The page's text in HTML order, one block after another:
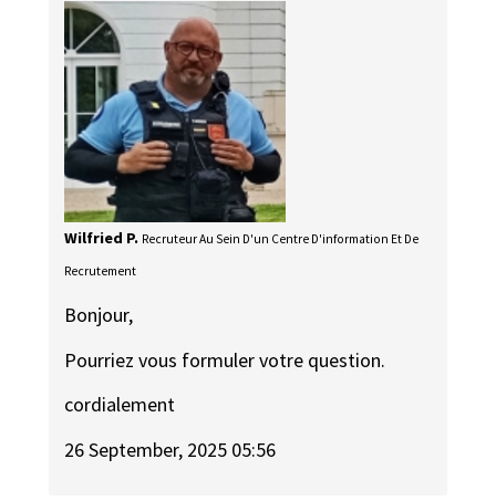
Wilfried P. Recruteur Au Sein D'un Centre D'information Et De
Recrutement
Bonjour,
Pourriez vous formuler votre question.
cordialement
26 September, 2025 05:56